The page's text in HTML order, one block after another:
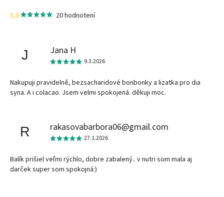
5,0 20 hodnotení
J Jana H
9.3.2026
Nakupuji pravidelně, bezsacharidové bonbonky a lizatka pro dia
syna. A i colacao. Jsem velmi spokojená. děkuji moc.
R rakasovabarbora06@gmail.com
27.1.2026
Balík prišiel veľmi rýchlo, dobre zabalený.. v nutri som mala aj
darček super som spokojná:)